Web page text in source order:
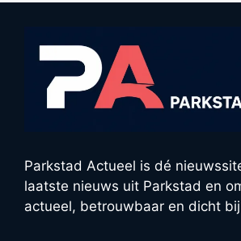
Parkstad Actueel is dé
laatste nieuws uit Parkstad en
actueel, betrouwbaar en dicht